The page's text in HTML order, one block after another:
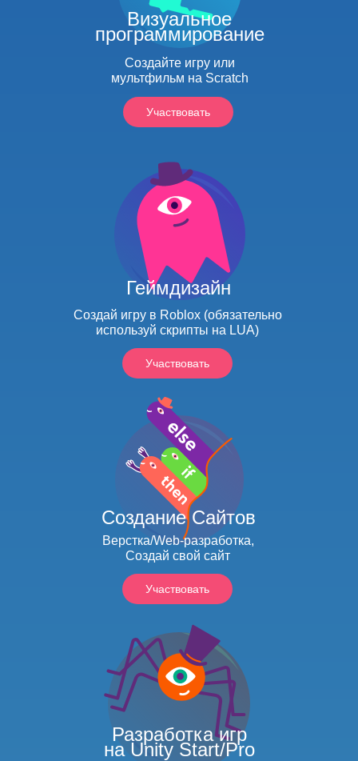
Разработка игр
на Unity Start/Pro
Создание Сайтов
Верстка/Web-разработка,
Создай свой сайт
Участвовать
Геймдизайн
Создай игру в Roblox (обязательно
используй скрипты на LUA)
Участвовать
Визуальное
программирование
Создайте игру или
мультфильм на Scratch
Участвовать